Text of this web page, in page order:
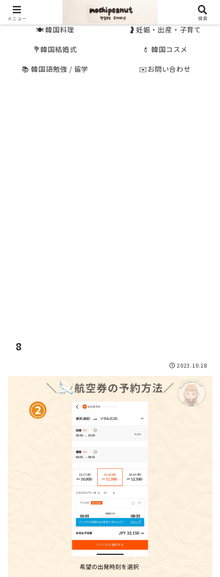
🍽 韓国料理
🤰妊娠・出産・子育て
💐韓国結婚式
💄 韓国コスメ
📚 韓国語勉強 / 留学
✉️お問い合わせ
8
2023.10.18
メニュー 検索